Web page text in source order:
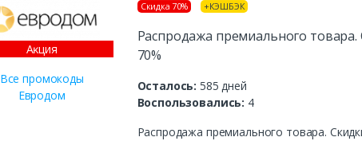
Аĸция
Все промокоды
Евродом
Скидка 70% +КЭШБЭК
Распродажа премиального товара.
70%
Осталось: 585 дней
Воспользовались: 4
Распродажа премиального товара.